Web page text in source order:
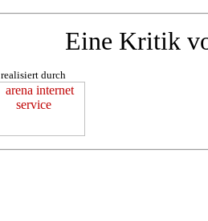
Eine Kritik
realisiert durch